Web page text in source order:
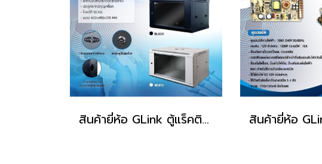
สินค้ายี่ห้อ GLink ตู้แร็คติดผนัง รุ่น NC6U (ขนาด 60x45x37 cm)